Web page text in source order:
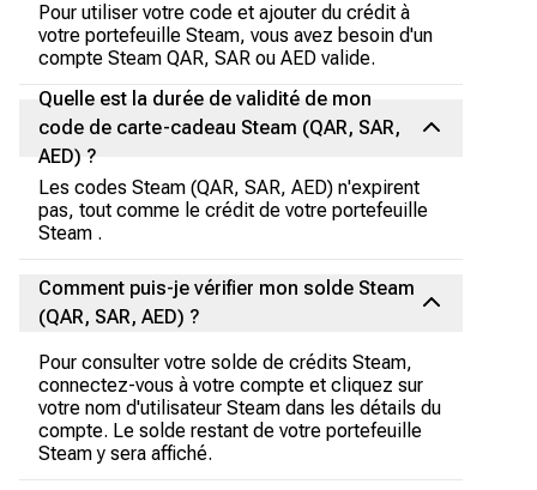
Pour utiliser votre code et ajouter du crédit à
votre portefeuille Steam, vous avez besoin d'un
compte Steam QAR, SAR ou AED valide.
Quelle est la durée de validité de mon
code de carte-cadeau Steam (QAR, SAR,
AED) ?
Les codes Steam (QAR, SAR, AED) n'expirent
pas, tout comme le crédit de votre portefeuille
Steam .
Comment puis-je vérifier mon solde Steam
(QAR, SAR, AED) ?
Pour consulter votre solde de crédits Steam,
connectez-vous à votre compte et cliquez sur
votre nom d'utilisateur Steam dans les détails du
compte. Le solde restant de votre portefeuille
Steam y sera affiché.